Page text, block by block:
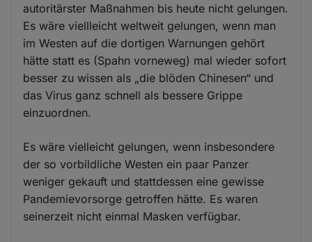
autoritärster Maßnahmen bis heute nicht gelungen.
Es wäre viellleicht weltweit gelungen, wenn man
im Westen auf die dortigen Warnungen gehört
hätte statt es (Spahn vorneweg) mal wieder sofort
besser zu wissen als „die blöden Chinesen“ und
das Virus ganz schnell als bessere Grippe
einzuordnen.
Es wäre vielleicht gelungen, wenn insbesondere
der so vorbildliche Westen ein paar Panzer
weniger gekauft und stattdessen eine gewisse
Pandemievorsorge getroffen hätte. Es waren
seinerzeit nicht einmal Masken verfügbar.